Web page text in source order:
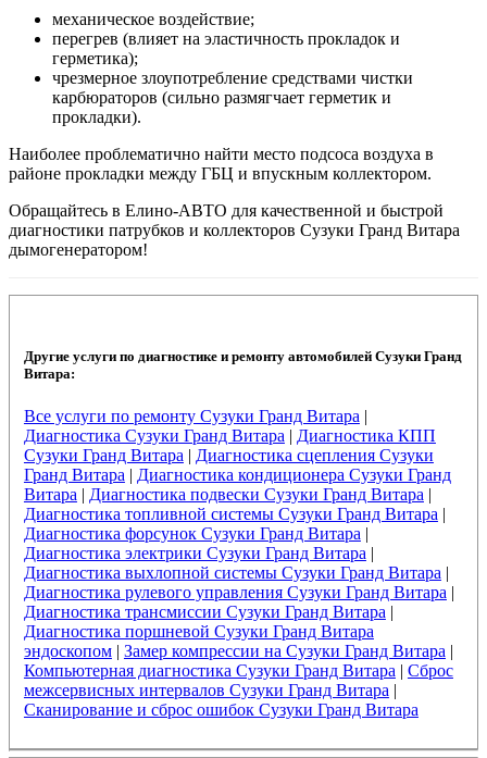
механическое воздействие;
перегрев (влияет на эластичность прокладок и
герметика);
чрезмерное злоупотребление средствами чистки
карбюраторов (сильно размягчает герметик и
прокладки).
Наиболее проблематично найти место подсоса воздуха в
районе прокладки между ГБЦ и впускным коллектором.
Обращайтесь в Елино-АВТО для качественной и быстрой
диагностики патрубков и коллекторов Сузуки Гранд Витара
дымогенератором!
Другие услуги по диагностике и ремонту автомобилей Сузуки Гранд
Витара:
Все услуги по ремонту Сузуки Гранд Витара |
Диагностика Сузуки Гранд Витара | Диагностика КПП
Сузуки Гранд Витара | Диагностика сцепления Сузуки
Гранд Витара | Диагностика кондиционера Сузуки Гранд
Витара | Диагностика подвески Сузуки Гранд Витара |
Диагностика топливной системы Сузуки Гранд Витара |
Диагностика форсунок Сузуки Гранд Витара |
Диагностика электрики Сузуки Гранд Витара |
Диагностика выхлопной системы Сузуки Гранд Витара |
Диагностика рулевого управления Сузуки Гранд Витара |
Диагностика трансмиссии Сузуки Гранд Витара |
Диагностика поршневой Сузуки Гранд Витара
эндоскопом| Замер компрессии на Сузуки Гранд Витара |
Компьютерная диагностика Сузуки Гранд Витара | Сброс
межсервисных интервалов Сузуки Гранд Витара |
Сканирование и сброс ошибок Сузуки Гранд Витара